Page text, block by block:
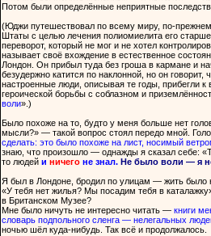
Потом были определённые неприятные
(Юджи путешествовал по всему миру, по-
Штаты с целью лечения полиомиелита его
переворот, который не мог и не хотел
называет своё вхождение в естественное
Лондон. Он прибыл туда без гроша в кармане и
безудержно катится по наклонной, но он
настроенные люди, описывая те годы, прибегли
героической борьбы с соблазном и
воли».)
Было похоже на то, будто у меня больше нет
мысли?» — такой вопрос стоял передо мной.
сделать: это было похоже на лист, носимый
знаю, что произошло — однажды я сказал себе:
то людей и ничегоне знал. Не было воли — я
Я был в Лондоне, бродил по улицам — жить было
«У тебя нет жилья? Мы посадим тебя в
в Британском Музее?
Мне было ничуть не интересно читать — книги
словарь подпольного сленга — нелегальных
ночью шёл куда-нибудь. Так всё и продолжалось.